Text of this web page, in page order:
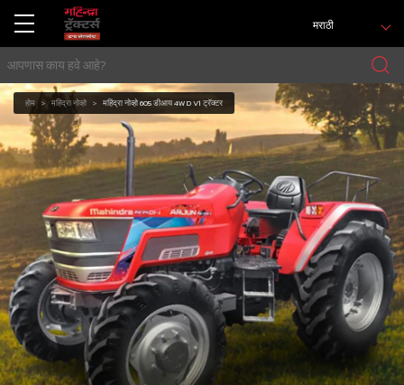
मराठी
होम महिंद्रा नोव्हो महिंद्रा नोव्हो 605 डीआय 4WD V1 ट्रॅक्टर